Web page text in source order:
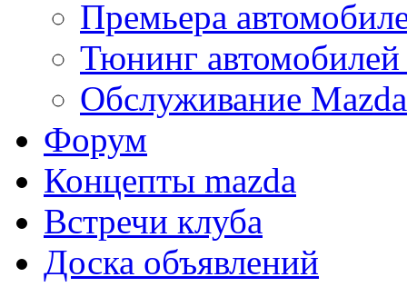
Премьера
Тюнинг
Обслуживание Mazda
Форум
Концепты mazda
Встречи клуба
Доска объявлений